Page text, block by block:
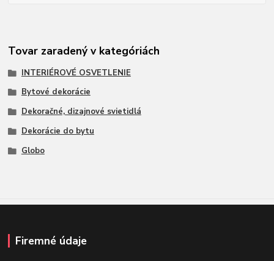
Tovar zaradený v kategóriách
INTERIÉROVÉ OSVETLENIE
Bytové dekorácie
Dekoračné, dizajnové svietidlá
Dekorácie do bytu
Globo
Firemné údaje